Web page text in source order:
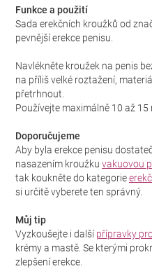
Funkce a použití
Sada erekčních kroužků od
pevnější erekce penisu.
Navlékněte kroužek na penis
na příliš velké roztažení,
přetrhnout.
Používejte maximálně 10 až 15
Doporučujeme
Aby byla erekce penisu
nasazením kroužku vakuovou
tak koukněte do kategorie
si určitě vyberete ten správný.
Můj tip
Vyzkoušejte i další přípravky
krémy a mastě. Se kterými
zlepšení erekce.